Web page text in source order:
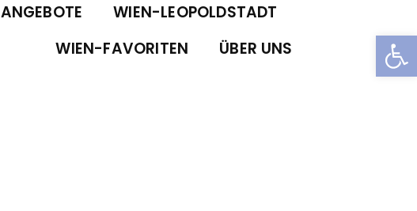
ANGEBOTE
WIEN-LEOPOLDSTADT
WIEN-FAVORITEN
ÜBER UNS